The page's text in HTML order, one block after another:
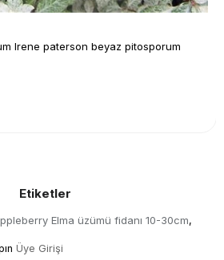
Irene paterson beyaz pitosporum
Etiketler
Elma üzümü fidanı 10-30cm,
Üye Girişi